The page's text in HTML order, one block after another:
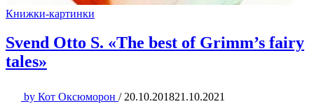
Книжки-картинки
Svend Otto S. «The best of Grimm’s fairy
tales»
by Кот Оксюморон / 20.10.201821.10.2021